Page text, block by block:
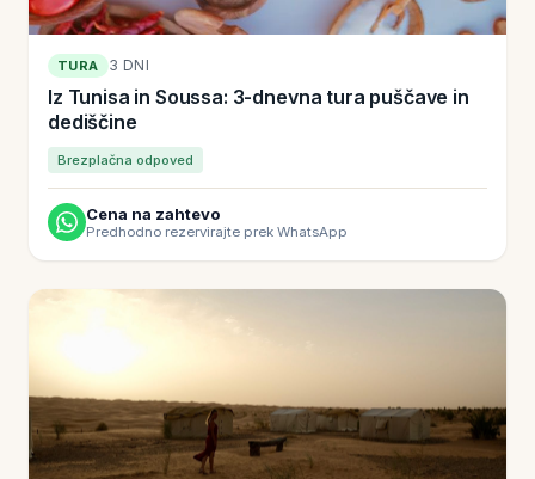
TURA 3 DNI
Iz Tunisa in Soussa: 3-dnevna tura puščave in
dediščine
Brezplačna odpoved
Cena na zahtevo
Predhodno rezervirajte prek WhatsApp